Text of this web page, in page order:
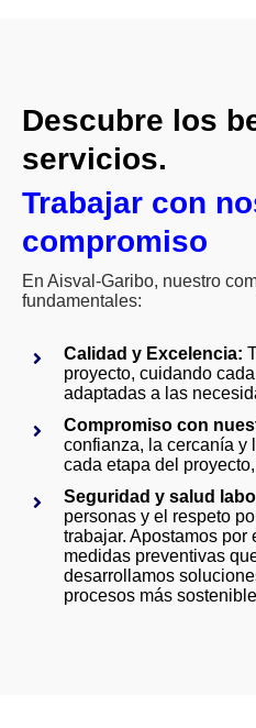
Descubre los
servicios.
Trabajar con
compromiso
En Aisval-Garibo, nuestro
fundamentales:
Calidad y Excelencia:
proyecto, cuidando
adaptadas a las
Compromiso con
confianza, la cercanía y
cada etapa del
Seguridad y salud
personas y el respeto
trabajar. Apostamos
medidas preventivas
desarrollamos
procesos más